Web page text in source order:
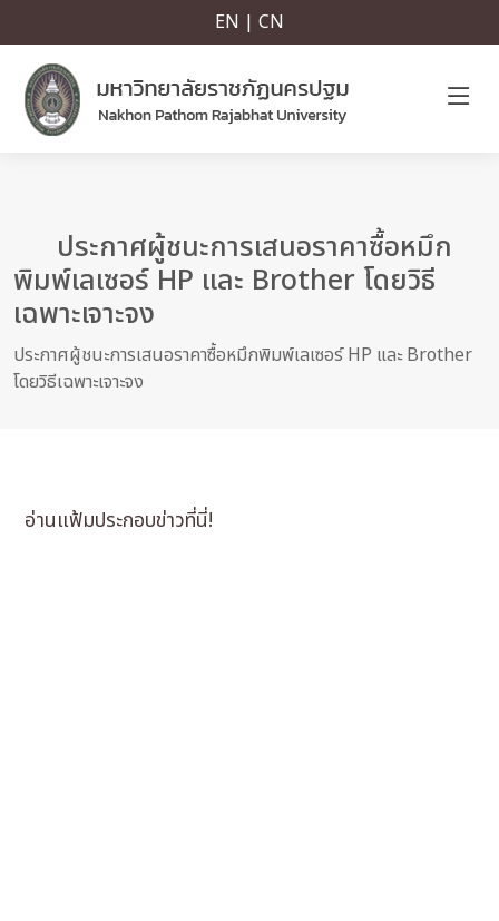
EN | CN
ประกาศผู้ชนะการเสนอราคาซื้อหมึก
พิมพ์เลเซอร์ HP และ Brother โดยวิธี
เฉพาะเจาะจง
ประกาศผู้ชนะการเสนอราคาซื้อหมึกพิมพ์เลเซอร์ HP และ Brother
โดยวิธีเฉพาะเจาะจง
อ่านแฟ้มประกอบข่าวที่นี่!